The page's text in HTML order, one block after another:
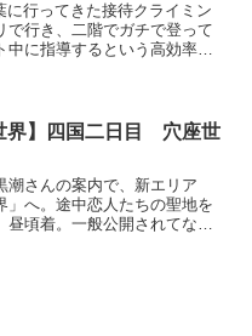
に行ってきた接待クライミン
で行き、二階でガチで登って
中に指導するという高効率ク
課題は思...
界】四国二日目 穴座世
潮さんの案内で、新エリア
」へ。途中恋人たちの聖地を
昼頃着。一般公開されてない